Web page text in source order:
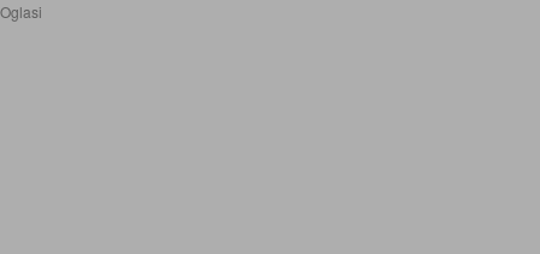
Oglasi